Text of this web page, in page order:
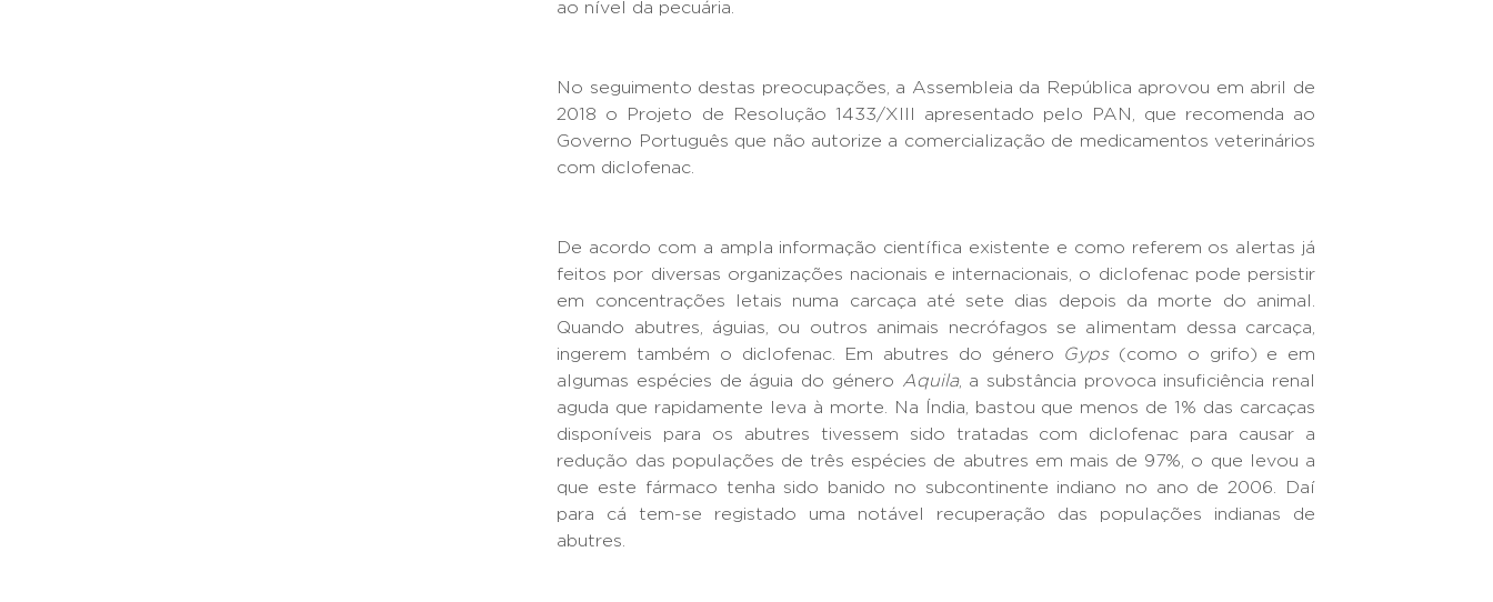
ao nível da pecuária.
No seguimento destas preocupações, a Assembleia da República aprovou em abril de
2018 o Projeto de Resolução 1433/XIII apresentado pelo PAN, que recomenda ao
Governo Português que não autorize a comercialização de medicamentos veterinários
com diclofenac.
De acordo com a ampla informação científica existente e como referem os alertas já
feitos por diversas organizações nacionais e internacionais, o diclofenac pode persistir
em concentrações letais numa carcaça até sete dias depois da morte do animal.
Quando abutres, águias, ou outros animais necrófagos se alimentam dessa carcaça,
ingerem também o diclofenac. Em abutres do género
Gyps(como o grifo) e em
algumas espécies de águia do género Aquila, a substância provoca insuficiência renal
aguda que rapidamente leva à morte. Na Índia, bastou que menos de 1% das carcaças
disponíveis para os abutres tivessem sido tratadas com diclofenac para causar a
redução das populações de três espécies de abutres em mais de 97%, o que levou a
que este fármaco tenha sido banido no subcontinente indiano no ano de 2006. Daí
para cá tem-se registado uma notável recuperação das populações indianas de
abutres.